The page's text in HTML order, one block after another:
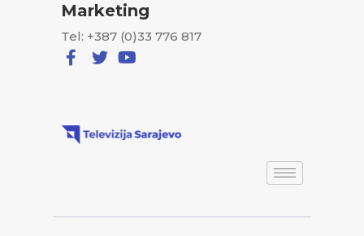
Marketing
Tel: +387 (0)33 776 817